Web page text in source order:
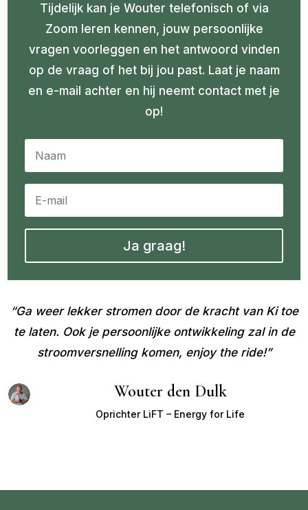
Tijdelijk kan je Wouter telefonisch of via
Zoom leren kennen, jouw persoonlijke
vragen voorleggen en het antwoord vinden
op de vraag of het bij jou past. Laat je naam
en e-mail achter en hij neemt contact met je
op!
Ja graag!
“Ga weer lekker stromen door de kracht van Ki toe
te laten. Ook je persoonlijke ontwikkeling zal in de
stroomversnelling komen, enjoy the ride!”
Wouter den Dulk
Oprichter LiFT – Energy for Life